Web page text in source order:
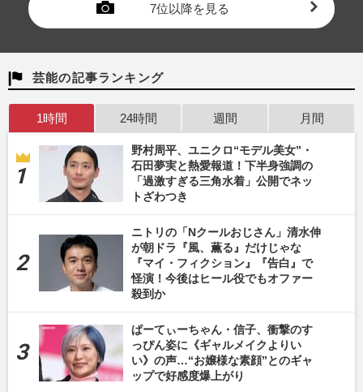
7位以降を見る
芸能の記事ランキング
1時間 24時間 週間 月間
野村周平、ユニクロ“モデル美女”・
石田夢実と熱愛報道！下半身強調の
「過激すぎる三角水着」公開でネッ
トざわつき
ニトリの「Nクールおじさん」清水伸
が朝ドラ『風、薫る』だけじゃな
『マイ・フィクション』『告白』で
怪演！今後はヒール役でもオファー
殺到か
ぱーてぃーちゃん・信子、衝撃のす
っぴん姿に《ギャルメイクよりい
い》の声…“お嬢様な素顔”とのギャ
ップで好感度爆上がり